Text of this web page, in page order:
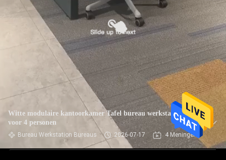
Witte modulaire kantoorkamer Tafel bureau werkstation
voor 4 personen
Bureau Werkstation Bureaus 2026-07-17 4 Meningen